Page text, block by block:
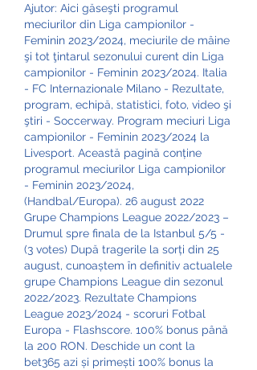
Ajutor: Aici găseşti programul
meciurilor din Liga campionilor -
Feminin 2023/2024, meciurile de mâine
şi tot ţintarul sezonului curent din Liga
campionilor - Feminin 2023/2024. Italia
- FC Internazionale Milano - Rezultate,
program, echipă, statistici, foto, video şi
ştiri - Soccerway. Program meciuri Liga
campionilor - Feminin 2023/2024 la
Livesport. Această pagină conține
programul meciurilor Liga campionilor
- Feminin 2023/2024,
(Handbal/Europa). 26 august 2022
Grupe Champions League 2022/2023 –
Drumul spre finala de la Istanbul 5/5 -
(3 votes) După tragerile la sorți din 25
august, cunoaștem în definitiv actualele
grupe Champions League din sezonul
2022/2023. Rezultate Champions
League 2023/2024 - scoruri Fotbal
Europa - Flashscore. 100% bonus până
la 200 RON. Deschide un cont la
bet365 azi și primești 100% bonus la